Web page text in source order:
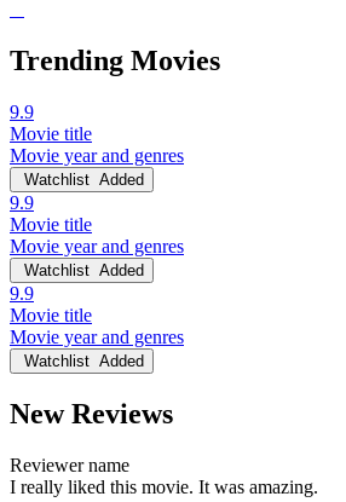
Trending Movies
9.9
Movie title
Movie year and genres
Watchlist Added
9.9
Movie title
Movie year and genres
Watchlist Added
9.9
Movie title
Movie year and genres
Watchlist Added
New Reviews
Reviewer name
I really liked this movie. It was amazing.